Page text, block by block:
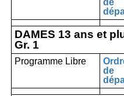
de
DAMES 13 ans et
Gr. 1
Programme Libre
de